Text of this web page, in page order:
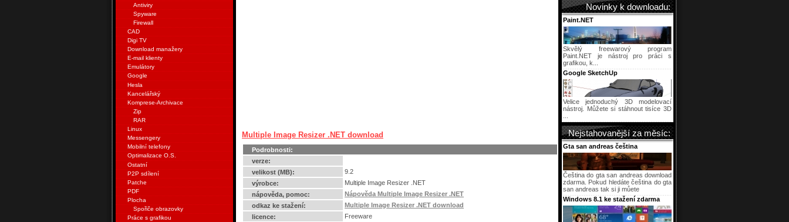
Multiple Image Resizer .NET download
Podrobnosti:
verze:
velikost (MB):
9.2
výrobce:
Multiple Image Resizer .NET
nápověda, pomoc:
Nápověda Multiple Image Resizer .NET
odkaz ke stažení:
Multiple Image Resizer .NET download
licence:
Freeware
Antiviry
Spyware
Firewall
CAD
Digi TV
Download manažery
E-mail klienty
Emulátory
Google
Hesla
Kancelářský
Komprese-Archivace
Zip
RAR
Linux
Messengery
Mobilní telefony
Optimalizace O.S.
Ostatní
P2P sdílení
Patche
PDF
Plocha
Spořiče obrazovky
Práce s grafikou
Novinky k downloadu:
Paint.NET
Skvělý freewarový program
Paint.NET je nástroj pro práci s
grafikou, k...
Google SketchUp
Velice jednoduchý 3D modelovací
nástroj. Můžete si stáhnout tisíce 3D
Nejstahovanější za měsíc:
Gta san andreas čeština
Čeština do gta san andreas download
zdarma. Pokud hledáte čeština do gta
san andreas tak si ji můete
Windows 8.1 ke stažení zdarma